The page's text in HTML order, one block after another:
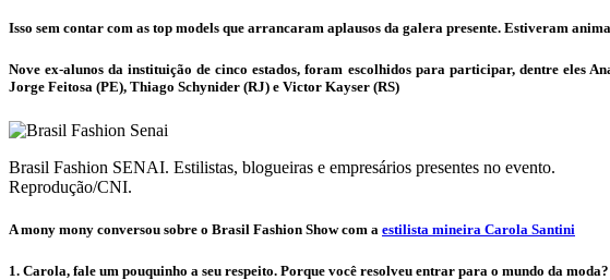
Isso sem contar com as top models que arrancaram aplausos da galera presente. Estiveram
Nove ex-alunos da instituição de cinco estados, foram escolhidos para participar, dentre eles
Jorge Feitosa (PE), Thiago Schynider (RJ) e Victor Kayser (RS)
Brasil Fashion SENAI. Estilistas, blogueiras e empresários presentes no evento.
Reprodução/CNI.
A mony mony conversou sobre o Brasil Fashion Show com a estilista mineira Carola Santini
1. Carola, fale um pouquinho a seu respeito. Porque você resolveu entrar para o mundo da